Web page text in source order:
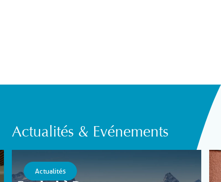
Actualités & Evénements
Actualités